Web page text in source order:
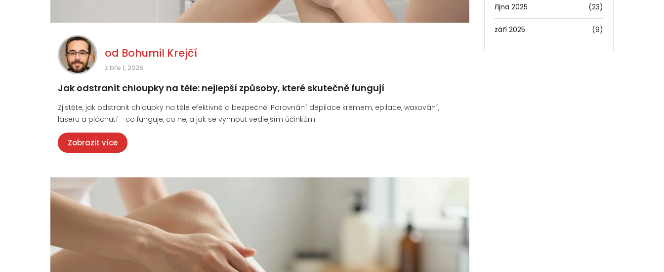
od Bohumil Krejčí
z bře 1, 2026
Jak odstranit chloupky na těle: nejlepší způsoby, které skutečně fungují
Zjistěte, jak odstranit chloupky na těle efektivně a bezpečně. Porovnání depilace krémem, epilace, waxování,
laseru a plácnutí - co funguje, co ne, a jak se vyhnout vedlejším účinkům.
Zobrazit více
října 2025 (23)
září 2025 (9)